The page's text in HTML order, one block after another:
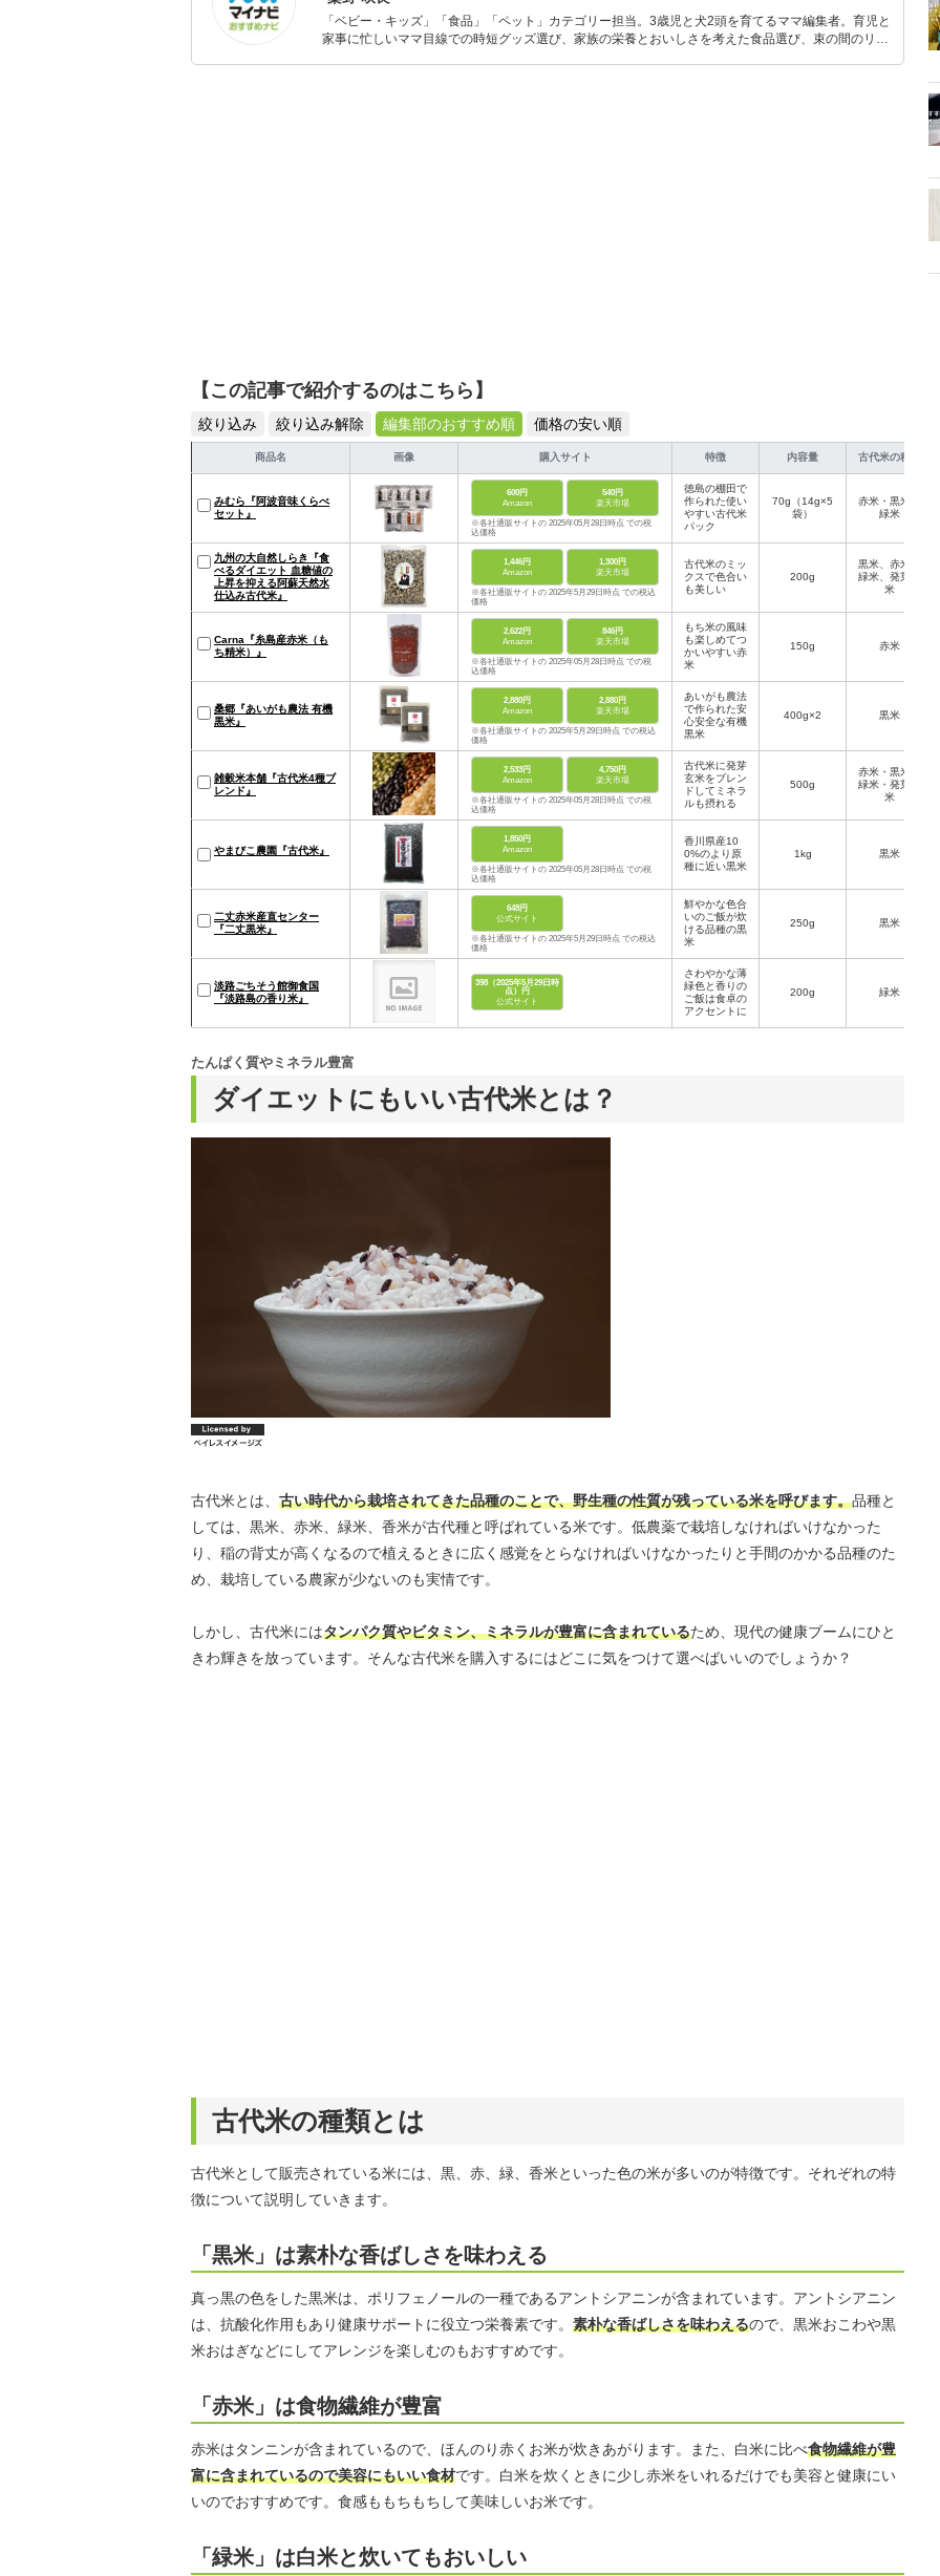
「ベビー・キッズ」「食品」「ペット」カテゴリー担当。3歳児と犬2頭を育てるママ編集者。育児と
家事に忙しいママ目線での時短グッズ選び、家族の栄養とおいしさを考えた食品選び、束の間のリラ
【この記事で紹介するのはこちら】
絞り込み 絞り込み解除 編集部のおすすめ順 価格の安い順
商品名 画像 購入サイト 特徴 内容量 古代米の種類
みむら『阿波音味くらべ
セット』
600円
Amazon
540円
楽天市場
※各社通販サイトの 2025年05月28日時点 での税
込価格
徳島の棚田で
作られた使い
やすい古代米
パック
70g（14g×5
袋）
赤米・黒米・
緑米
九州の大自然しらき『食
べるダイエット 血糖値の
上昇を抑える阿蘇天然水
仕込み古代米』
1,446円
Amazon
1,300円
楽天市場
※各社通販サイトの 2025年5月29日時点 での税込
価格
古代米のミッ
クスで色合い
も美しい
200g
黒米、赤米、
緑米、発芽玄
米
Carna『糸島産赤米（も
ち精米）』
2,622円
Amazon
846円
楽天市場
※各社通販サイトの 2025年05月28日時点 での税
込価格
もち米の風味
も楽しめてつ
かいやすい赤
米
150g 赤米
桑郷『あいがも農法 有機
黒米』
2,880円
Amazon
2,880円
楽天市場
※各社通販サイトの 2025年5月29日時点 での税込
価格
あいがも農法
で作られた安
心安全な有機
黒米
400g×2 黒米
雑穀米本舗『古代米4種ブ
レンド』
2,533円
Amazon
4,750円
楽天市場
※各社通販サイトの 2025年05月28日時点 での税
込価格
古代米に発芽
玄米をブレン
ドしてミネラ
ルも摂れる
500g
赤米・黒米・
緑米・発芽玄
米
やまびこ農園『古代米』
1,850円
Amazon
※各社通販サイトの 2025年05月28日時点 での税
込価格
香川県産10
0%のより原
種に近い黒米
1kg 黒米
二丈赤米産直センター
『二丈黒米』
648円
公式サイト
※各社通販サイトの 2025年5月29日時点 での税込
価格
鮮やかな色合
いのご飯が炊
ける品種の黒
米
250g 黒米
淡路ごちそう館御食国
『淡路島の香り米』
398（2025年5月29日時
点）円
公式サイト
さわやかな薄
緑色と香りの
ご飯は食卓の
アクセントに
200g 緑米
ダイエットにもいい古代米とは？
たんぱく質やミネラル豊富
古代米とは、 古い時代から栽培されてきた品種のことで、野生種の性質が残っている米を呼びます。品種と
しては、黒米、赤米、緑米、香米が古代種と呼ばれている米です。低農薬で栽培しなければいけなかった
り、稲の背丈が高くなるので植えるときに広く感覚をとらなければいけなかったりと手間のかかる品種のた
め、栽培している農家が少ないのも実情です。
しかし、古代米にはタンパク質やビタミン、ミネラルが豊富に含まれているため、現代の健康ブームにひと
きわ輝きを放っています。そんな古代米を購入するにはどこに気をつけて選べばいいのでしょうか？
古代米の種類とは
古代米として販売されている米には、黒、赤、緑、香米といった色の米が多いのが特徴です。それぞれの特
徴について説明していきます。
「黒米」は素朴な香ばしさを味わえる
真っ黒の色をした黒米は、ポリフェノールの一種であるアントシアニンが含まれています。アントシアニン
は、抗酸化作用もあり健康サポートに役立つ栄養素です。 素朴な香ばしさを味わえるので、黒米おこわや黒
米おはぎなどにしてアレンジを楽しむのもおすすめです。
「赤米」は食物繊維が豊富
赤米はタンニンが含まれているので、ほんのり赤くお米が炊きあがります。また、白米に比べ食物繊維が豊
富に含まれているので美容にもいい食材です。白米を炊くときに少し赤米をいれるだけでも美容と健康にい
いのでおすすめです。食感ももちもちして美味しいお米です。
「緑米」は白米と炊いてもおいしい